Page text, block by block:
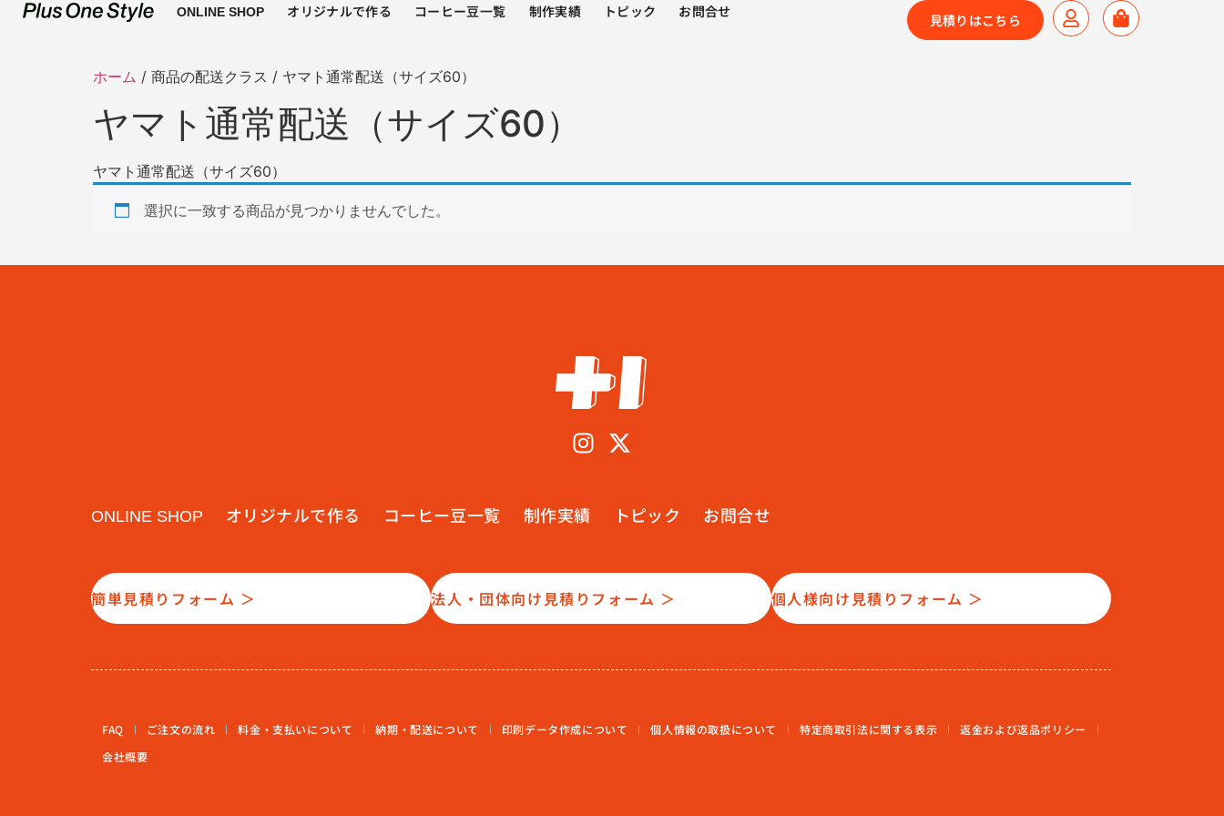
ONLINE SHOP オリジナルで作る コーヒー豆一覧 制作実績 トピック お問合せ 見積りはこちら
ホーム / 商品の配送クラス / ヤマト通常配送（サイズ60）
ヤマト通常配送（サイズ60）
ヤマト通常配送（サイズ60）
選択に一致する商品が見つかりませんでした。
ONLINE SHOP オリジナルで作る コーヒー豆一覧 制作実績 トピック お問合せ
簡単見積りフォーム ＞ 法人・団体向け見積りフォーム ＞ 個人様向け見積りフォーム ＞
FAQ ご注文の流れ 料金・支払いについて 納期・配送について 印刷データ作成について 個人情報の取扱について 特定商取引法に関する表示
返金および返品ポリシー
会社概要